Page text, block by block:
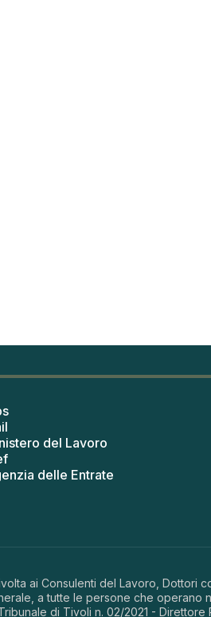
del Lavoro
delle Entrate
ai Consulenti del Lavoro, Dottori
a tutte le persone che operano
di Tivoli n. 02/2021 -